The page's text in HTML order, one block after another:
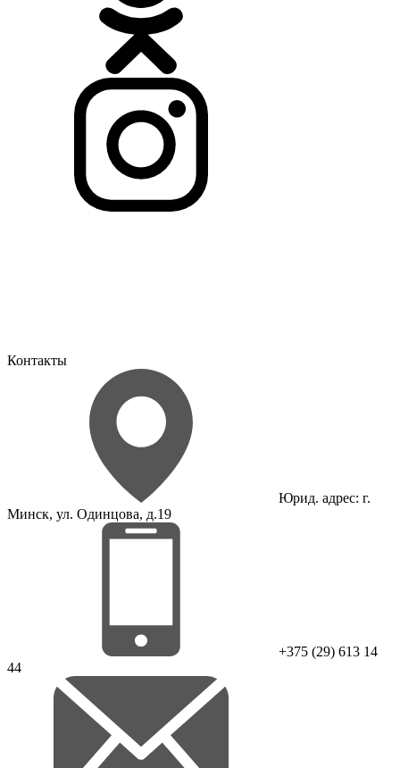
Контакты
Юрид. адрес: г.
Минск, ул. Одинцова, д.19
+375 (29) 613 14
44